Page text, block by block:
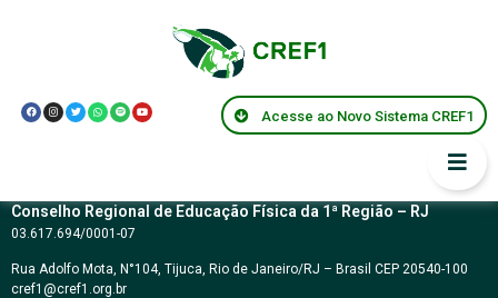
Acesse ao Novo Sistema CREF1
Resolução CREF1
081/2013
Conselho Regional de Educação Física da 1ª Região – RJ
03.617.694/0001-07
Rua Adolfo Mota, N°104, Tijuca, Rio de Janeiro/RJ – Brasil CEP 20540-100
cref1@cref1.org.br